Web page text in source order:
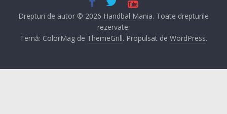
Drepturi de autor © 2026 Handbal Mania. Toate drepturile
rezervate.
Temă: ColorMag de ThemeGrill. Propulsat de WordPress.